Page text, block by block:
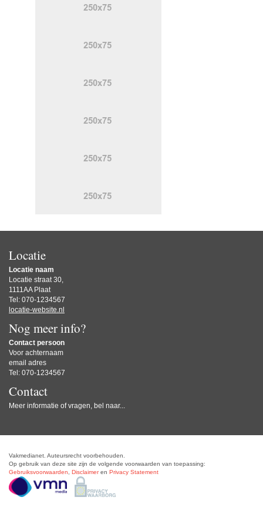
Locatie
Locatie naam
Locatie straat 30,
1111AA Plaat
Tel: 070-1234567
locatie-website.nl
Nog meer info?
Contact persoon
Voor achternaam
email adres
Tel: 070-1234567
Contact
Meer informatie of vragen, bel naar...
Vakmedianet. Auteursrecht voorbehouden.
Op gebruik van deze site zijn de volgende voorwaarden van toepassing:
Gebruiksvoorwaarden
Disclaimeren Privacy Statement